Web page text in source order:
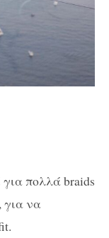
πολλά braids
για να